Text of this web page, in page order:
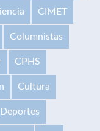
CIMET
Columnistas
CPHS
Cultura
Deportes